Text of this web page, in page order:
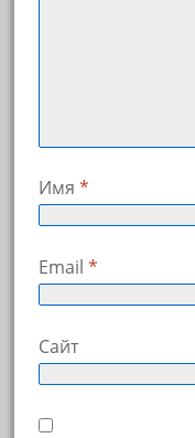
Имя *
Email *
Сайт